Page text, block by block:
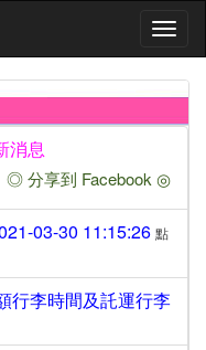
消息
◎ 分享到 Facebook ◎
03-30 11:15:26 點
行李時間及託運行李